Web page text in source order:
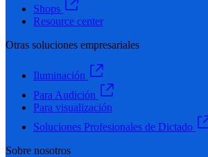
Shops
Resource center
Otras soluciones empresariales
Iluminación
Para Audición
Para visualización
Soluciones Profesionales de Dictado
Sobre nosotros